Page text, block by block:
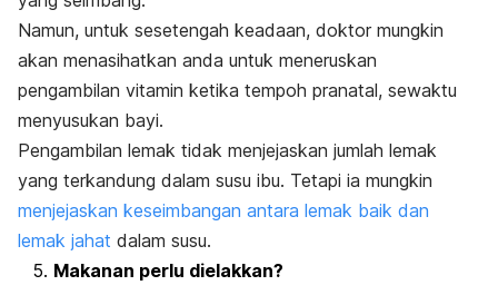
Namun, untuk sesetengah keadaan, doktor mungkin
akan menasihatkan anda untuk meneruskan
pengambilan vitamin ketika tempoh pranatal, sewaktu
menyusukan bayi.
Pengambilan lemak tidak menjejaskan jumlah lemak
yang terkandung dalam susu ibu. Tetapi ia mungkin
menjejaskan keseimbangan antara lemak baik dan
lemak jahat dalam susu.
Makanan perlu dielakkan?